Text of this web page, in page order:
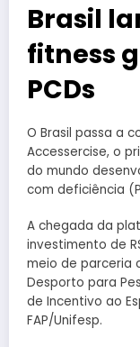
Brasil
fitness
PCDs
O Brasil passa a
Accessercise, o
do mundo
com deficiência
A chegada da
investimento de
meio de parceria
Desporto para
de Incentivo ao
FAP/Unifesp.